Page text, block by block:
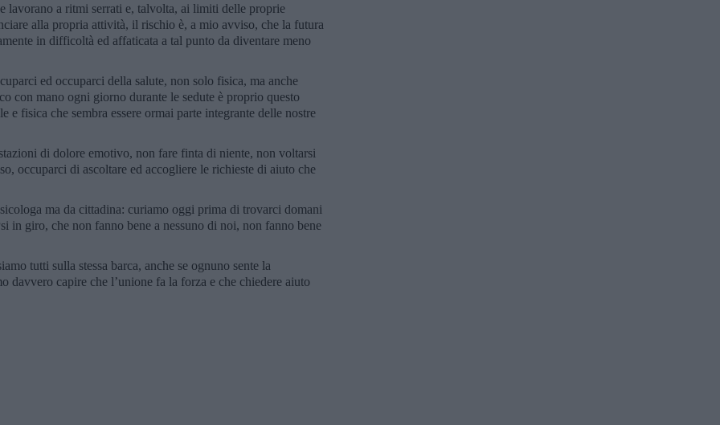
lavorano a ritmi serrati e, talvolta, ai limiti delle proprie
alla propria attività, il rischio è, a mio avviso, che la futura
in difficoltà ed affaticata a tal punto da diventare meno
ed occuparci della salute, non solo fisica, ma anche
con mano ogni giorno durante le sedute è proprio questo
e fisica che sembra essere ormai parte integrante delle nostre
di dolore emotivo, non fare finta di niente, non voltarsi
occuparci di ascoltare ed accogliere le richieste di aiuto che
ma da cittadina: curiamo oggi prima di trovarci domani
in giro, che non fanno bene a nessuno di noi, non fanno bene
tutti sulla stessa barca, anche se ognuno sente la
davvero capire che l’unione fa la forza e che chiedere aiuto